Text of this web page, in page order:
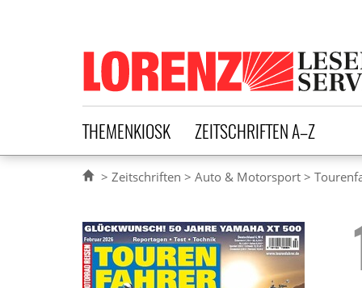
Lorenz Leserservice
THEMENKIOSK ZEITSCHRIFTEN A–Z
Zeitschriften Auto & Motorsport